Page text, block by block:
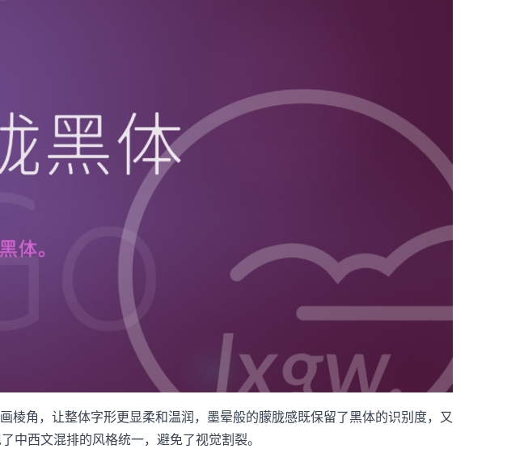
角，让整体字形更显柔和温润，墨晕般的朦胧感既保留了黑体的识别度，又
中西文混排的风格统一，避免了视觉割裂。